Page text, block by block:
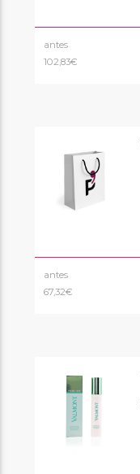
antes
102,83€
antes
67,32€